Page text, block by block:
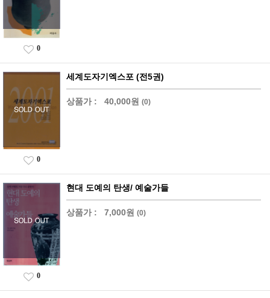
0
세계도자기엑스포 (전5권)
상품가 : 40,000원 (0)
0
현대 도예의 탄생/ 예술가들
상품가 : 7,000원 (0)
0